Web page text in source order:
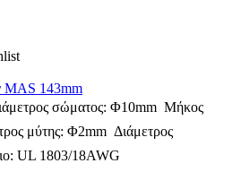
σώματος: Φ10mm  Μήκος
μύτης: Φ2mm  Διάμετρος
UL 1803/18AWG